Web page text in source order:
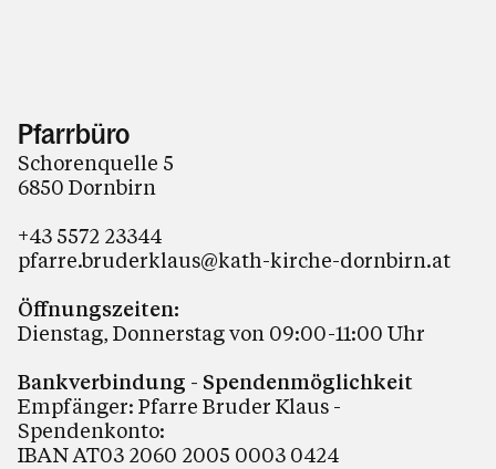
Pfarrbüro
Schorenquelle 5
6850 Dornbirn
+43 5572 23344
pfarre.bruderklaus@kath-kirche-dornbirn.at
Öffnungszeiten:
Dienstag, Donnerstag von 09:00-11:00 Uhr
Bankverbindung - Spendenmöglichkeit
Empfänger: Pfarre Bruder Klaus -
Spendenkonto:
IBAN AT03 2060 2005 0003 0424